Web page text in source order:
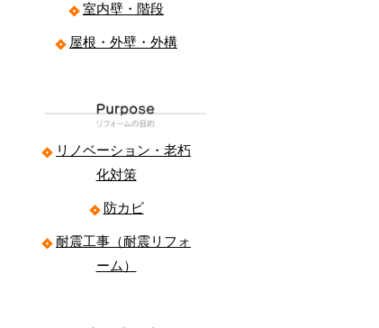
室内壁・階段
屋根・外壁・外構
リノベーション・老朽
化対策
防カビ
耐震工事（耐震リフォ
ーム）